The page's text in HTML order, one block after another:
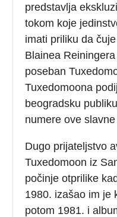
predstavlja
tokom koje
imati priliku da
Blainea
poseban
Tuxedomoona
beogradsku
numere ove
Dugo prijateljstvo
Tuxedomoon iz
počinje otprilike
1980. izašao im je
potom 1981. i